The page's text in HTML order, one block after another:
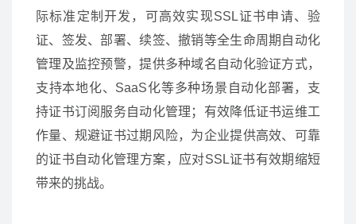
际标准定制开发，可高效实现SSL证书申请、验
证、签发、部署、续签、撤销等全生命周期自动化
管理及监控预警，提供多种域名自动化验证方式，
支持本地化、SaaS化等多种场景自动化部署，支
持证书订阅服务自动化管理；有效降低证书运维工
作量、规避证书过期风险，为企业提供高效、可靠
的证书自动化管理方案，应对SSL证书有效期缩短
带来的挑战。